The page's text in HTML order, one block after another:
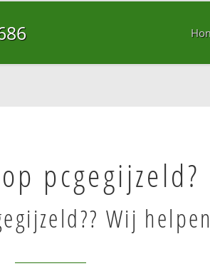
pcgegijzeld?
Wij